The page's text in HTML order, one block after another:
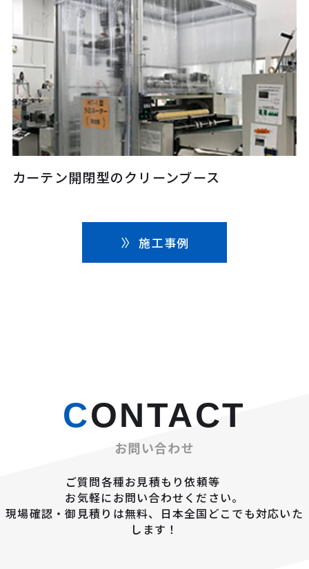
カーテン開閉型のクリーンブース
施工事例
CONTACT
お問い合わせ
ご質問各種お見積もり依頼等
お気軽にお問い合わせください。
現場確認・御見積りは無料、日本全国どこでも対応いた
します！